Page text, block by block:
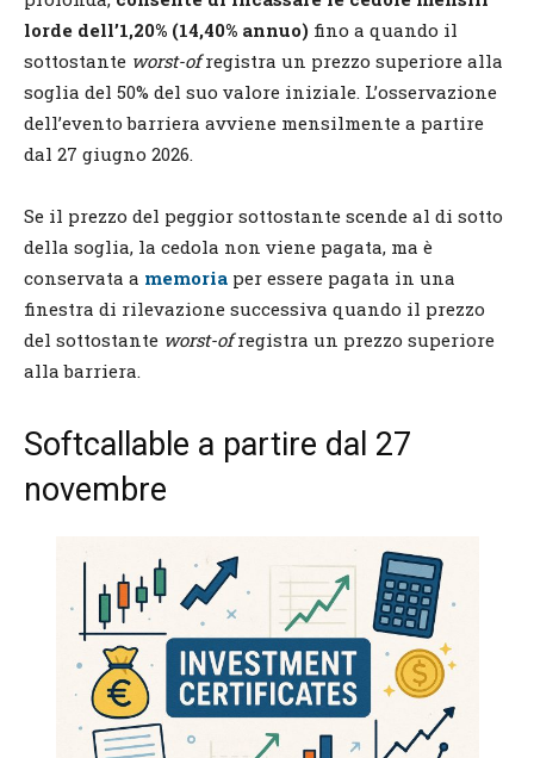
lorde dell’1,20% (14,40% annuo) fino a quando il
sottostante worst-ofregistra un prezzo superiore alla
soglia del 50% del suo valore iniziale. L’osservazione
dell’evento barriera avviene mensilmente a partire
dal 27 giugno 2026.
Se il prezzo del peggior sottostante scende al di sotto
della soglia, la cedola non viene pagata, ma è
conservata a memoria per essere pagata in una
finestra di rilevazione successiva quando il prezzo
del sottostante worst-ofregistra un prezzo superiore
alla barriera.
Softcallable a partire dal 27
novembre